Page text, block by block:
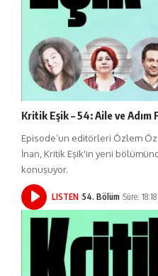
Kritik Eşik – 54: Aile ve Adım
Episode’un editörleri Özlem
İnan, Kritik Eşik'in yeni
konuşuyor.
LISTEN 54. Bölüm Süre: 18:18